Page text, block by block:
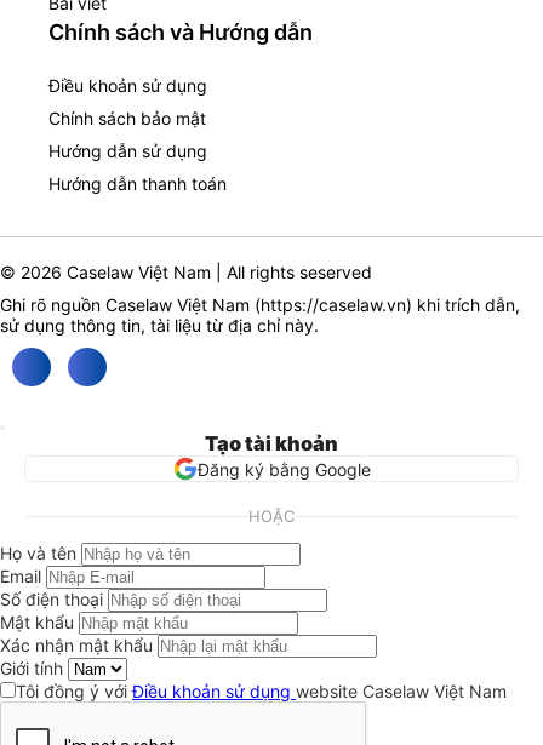
Chính sách và Hướng dẫn
Điều khoản sử dụng
Chính sách bảo mật
Hướng dẫn sử dụng
Hướng dẫn thanh toán
© 2026 Caselaw Việt Nam | All rights seserved
Ghi rõ nguồn Caselaw Việt Nam (https://caselaw.vn) khi trích dẫn,
sử dụng thông tin, tài liệu từ địa chỉ này.
Tạo tài khoản
Đăng ký bằng Google
HOẶC
Họ và tên
Email
Số điện thoại
Mật khẩu
Xác nhận mật khẩu
Giới tính
Tôi đồng ý vớiĐiều khoản sử dụng website Caselaw Việt Nam